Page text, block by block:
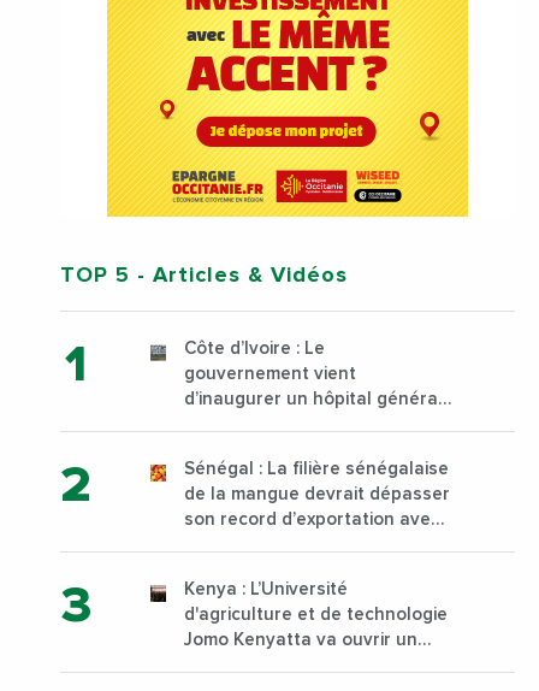
TOP 5 - Articles & Vidéos
Côte d’Ivoire : Le
gouvernement vient
d’inaugurer un hôpital général
Sénégal : La filière sénégalaise
de la mangue devrait dépasser
son record d’exportation avec
Kenya : L’Université
d'agriculture et de technologie
Jomo Kenyatta va ouvrir un